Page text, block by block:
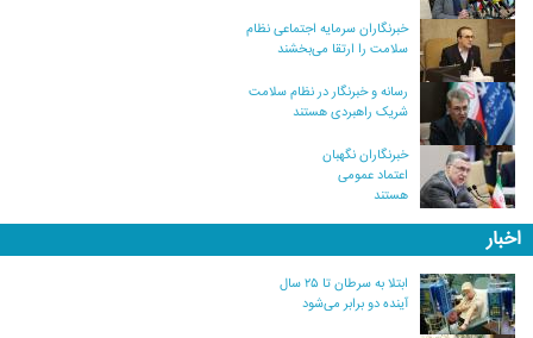
خبرنگاران سرمایه اجتماعی نظام
سلامت را ارتقا می‌بخشند
رسانه و خبرنگار در نظام سلامت
شریک راهبردی هستند
خبرنگاران نگهبان
اعتماد عمومی
هستند
اخبار
ابتلا به سرطان تا ۲۵ سال
آینده دو برابر می‌شود